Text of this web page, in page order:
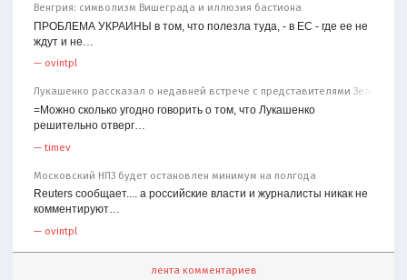
Венгрия: символизм Вишеграда и иллюзия бастиона
ПРОБЛЕМА УКРАИНЫ в том, что полезла туда, - в ЕС - где ее не
ждут и не…
— ovintpl
Лукашенко рассказал о недавней встрече с представителями
=Можно сколько угодно говорить о том, что Лукашенко
решительно отверг…
—timev
Московский НПЗ будет остановлен минимум на полгода
Reuters сообщает.... а российские власти и журналисты никак не
комментируют…
— ovintpl
лента комментариев